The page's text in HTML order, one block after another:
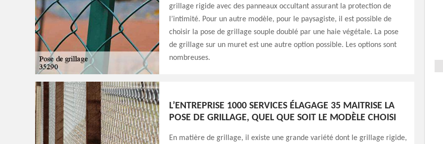
grillage rigide avec des panneaux occultant assurant la protection de
l’intimité. Pour un autre modèle, pour le paysagiste, il est possible de
choisir la pose de grillage souple doublé par une haie végétale. La pose
de grillage sur un muret est une autre option possible. Les options sont
nombreuses.
L’ENTREPRISE 1000 SERVICES ÉLAGAGE 35 MAITRISE LA
POSE DE GRILLAGE, QUEL QUE SOIT LE MODÈLE CHOISI
En matière de grillage, il existe une grande variété dont le grillage rigide,